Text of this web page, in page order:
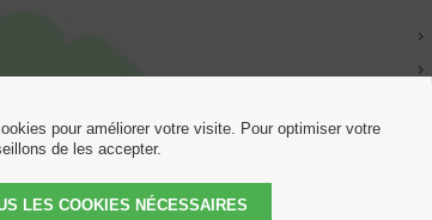
pour améliorer votre visite. Pour optimiser votre
de les accepter.
LES COOKIES NÉCESSAIRES